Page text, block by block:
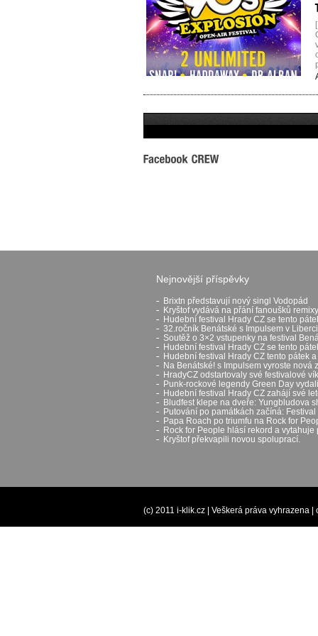
Nejnovější příspěvky
Brixtn představují nový singl Vodopád
Kryštof vydává na přání fanoušků
Hudební festival Hrady CZ se tento
32.ročník Benátské s Impulsem v Liberci
Soutěž o 3×2 vstupenky na festival
Hudební festival Hrady CZ se tento
Hudební festival Hrady CZ tento pátek
Na Benátské! s Impulsem vyroste
HradyCZ odstartovaly své festivalové
Punk-rockové legendy Green Day vydali
Hudební festival Hrady CZ zahájí své
Bludfest klepe na dveře: Yungbludova
Putování po památkách začíná:
Papa Roach po triumfu na Rock for
Rock for People hlásí rekord a
Kryštof překvapili novou spoluprací.
(c) 2011 i-klik.cz | Veškerá práva vyhrazena |